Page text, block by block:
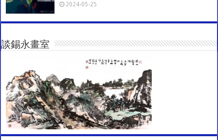
2024-05-25
談錫永畫室